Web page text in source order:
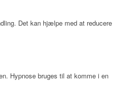
Det kan hjælpe med at reducere
Hypnose bruges til at komme i en